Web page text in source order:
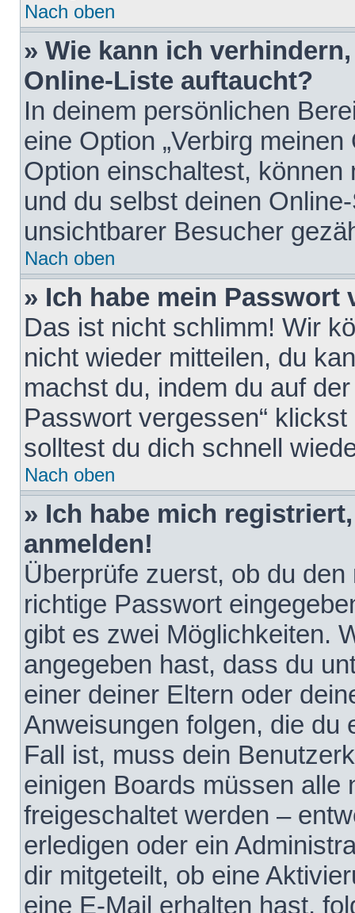
Nach oben
» Wie kann ich
Online-Liste auftaucht?
In deinem persönlichen
eine Option „Verbirg
Option einschaltest,
und du selbst deinen
unsichtbarer Besucher
Nach oben
» Ich habe mein Passwort
Das ist nicht schlimm! Wir
nicht wieder mitteilen, du
machst du, indem du auf
Passwort vergessen“
solltest du dich schnell
Nach oben
» Ich habe mich
anmelden!
Überprüfe zuerst, ob du
richtige Passwort
gibt es zwei Möglichkeiten.
angegeben hast, dass du
einer deiner Eltern oder
Anweisungen folgen, die du
Fall ist, muss dein
einigen Boards müssen alle
freigeschaltet werden –
erledigen oder ein
dir mitgeteilt, ob eine
eine E-Mail erhalten hast,